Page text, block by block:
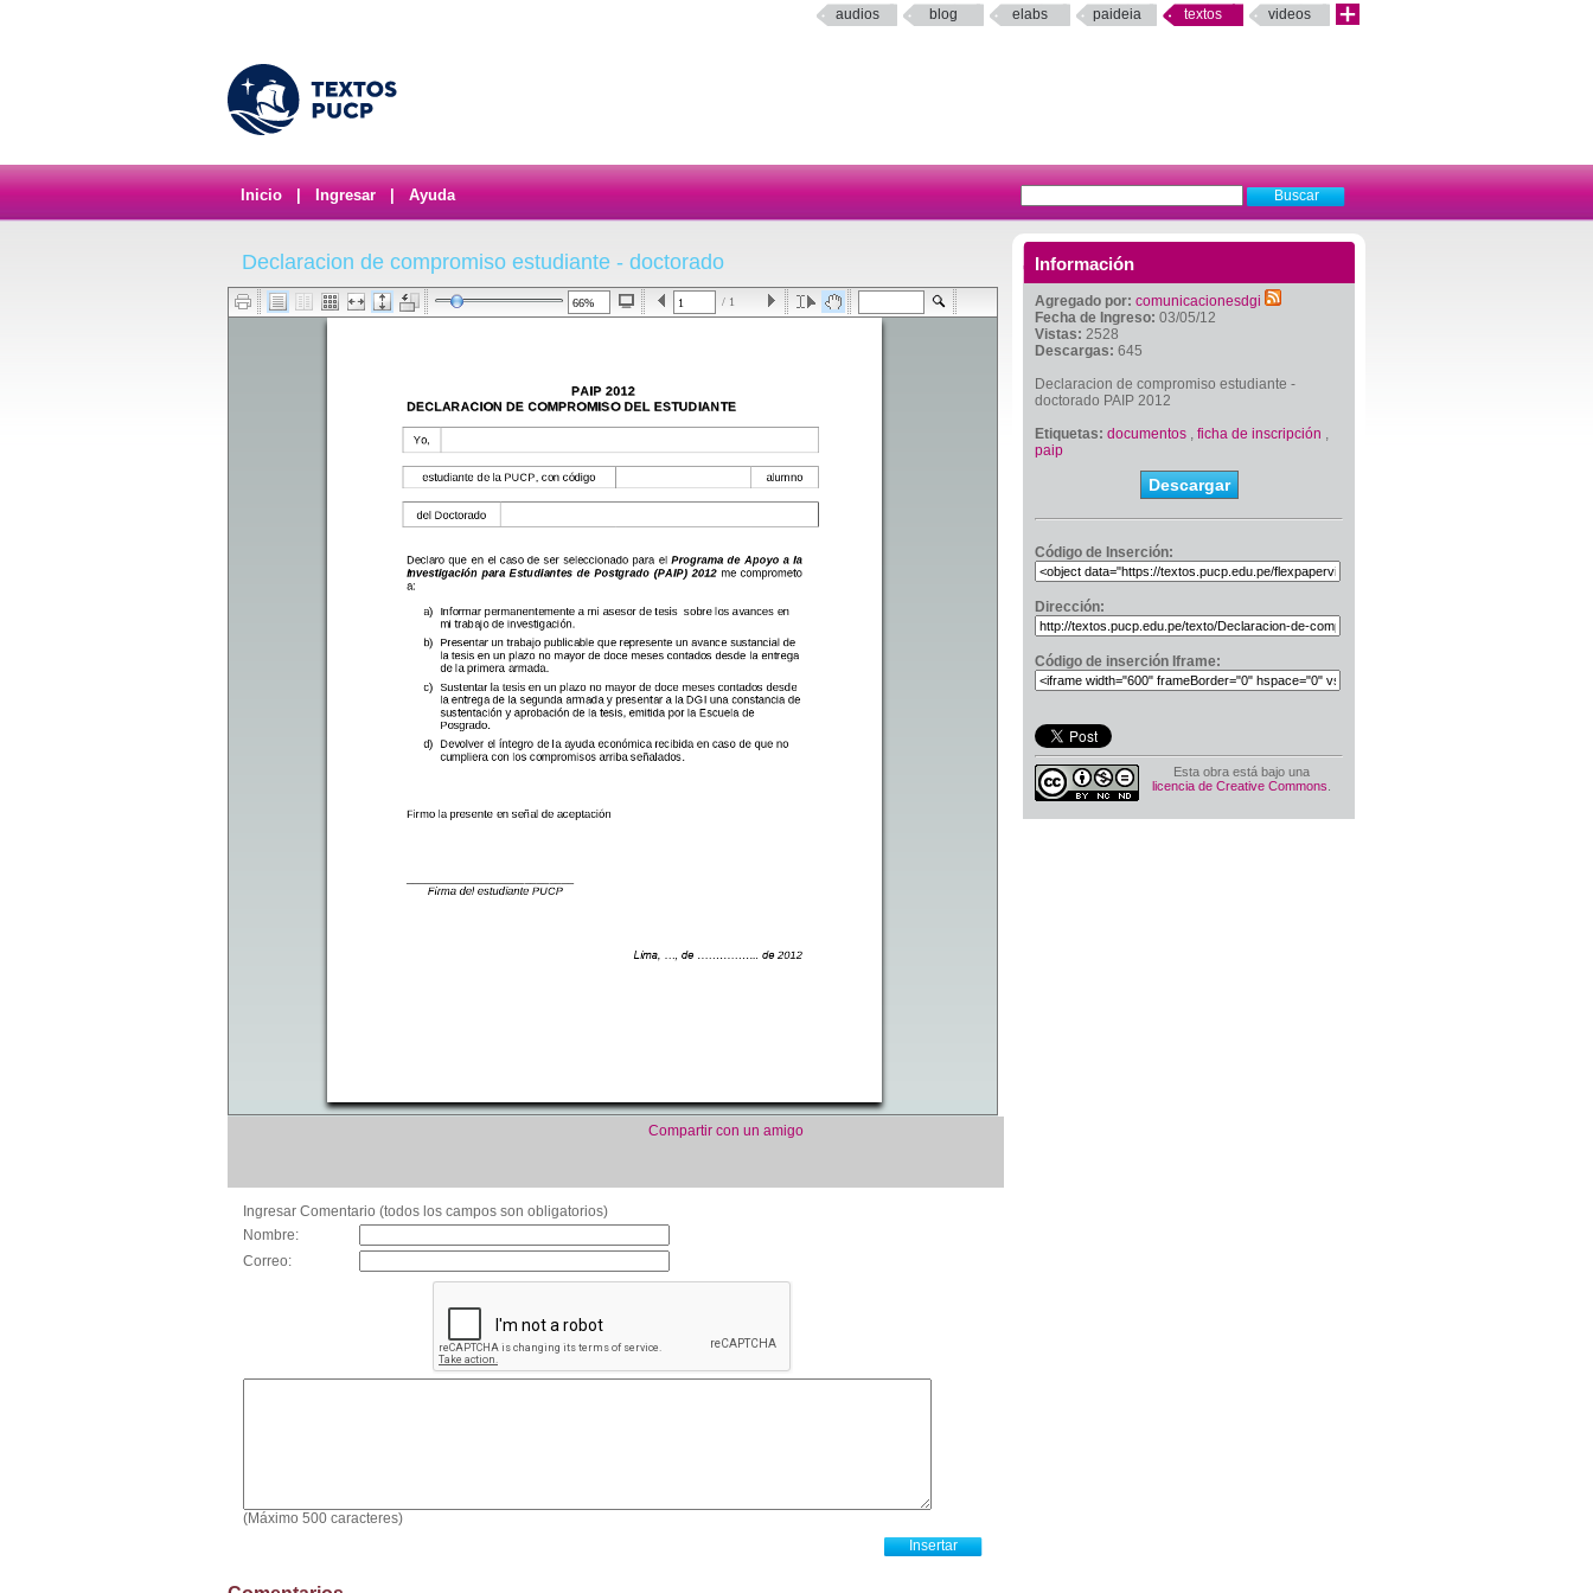
audios blog elabs paideia textos videos
Inicio Ingresar Ayuda
Información
Agregado por: comunicacionesdgi
Fecha de Ingreso: 03/05/12
Vistas: 2528
Descargas: 645
Declaracion de compromiso estudiante -
doctorado PAIP 2012
Etiquetas: documentos , ficha de inscripción ,
paip
Descargar
Código de Inserción:
Dirección:
Código de inserción Iframe:
Esta obra está bajo una
licencia de Creative Commons
Declaracion de compromiso estudiante - doctorado
/ 1
Compartir con un amigo
Ingresar Comentario (todos los campos son obligatorios)
Nombre:
Correo:
(Máximo 500 caracteres)